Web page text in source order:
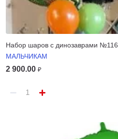
Набор шаров с динозаврами №116
МАЛЬЧИКАМ
2 900.00 ₽